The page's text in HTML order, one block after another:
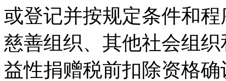
或登记并按规定条件和
慈善组织、其他社会组
益性捐赠税前扣除资格